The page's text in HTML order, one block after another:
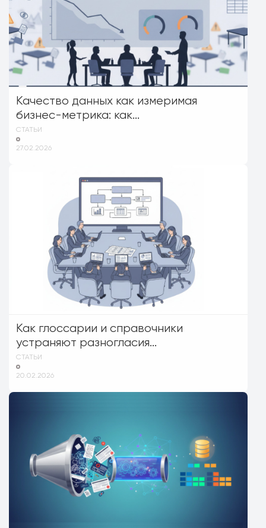
Качество данных как измеримая
бизнес-метрика: как...
СТАТЬИ
27.02.2026
Как глоссарии и справочники
устраняют разногласия...
СТАТЬИ
20.02.2026